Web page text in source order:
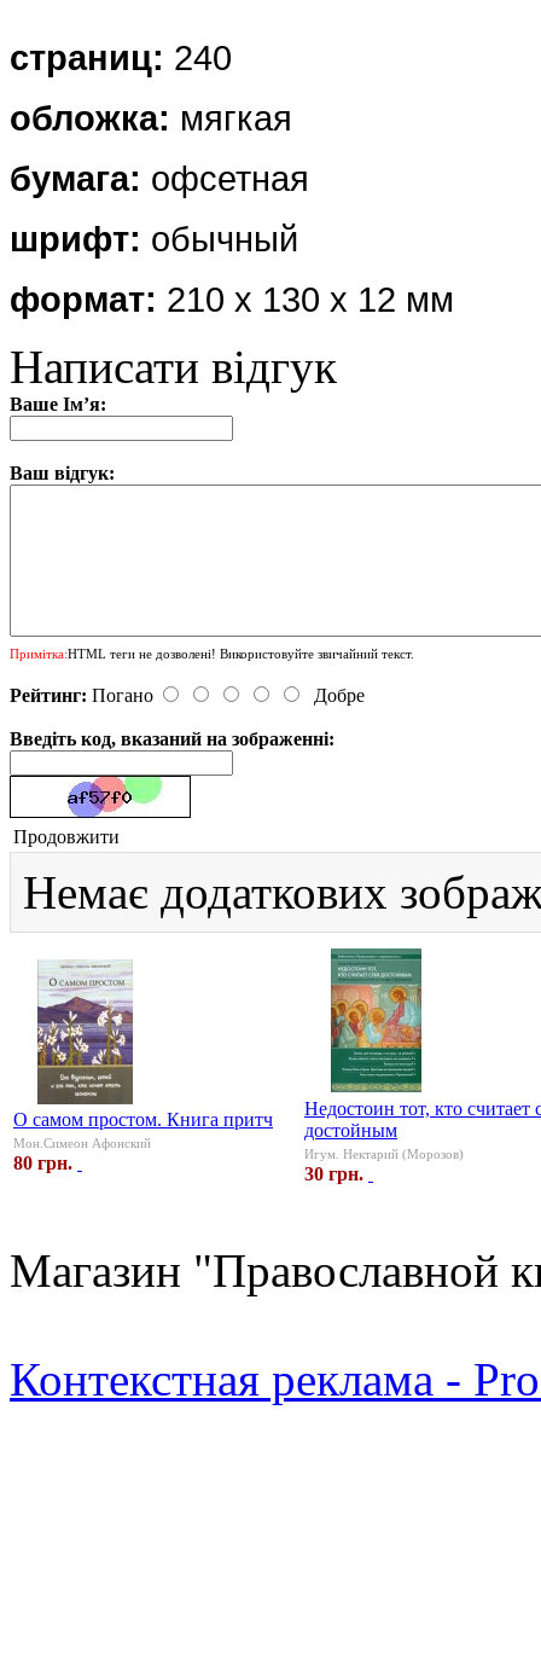
страниц: 240
обложка: мягкая
бумага: офсетная
шрифт: обычный
формат: 210 х 130 х 12 мм
Написати відгук
Ваше Ім’я:
Ваш відгук:
Примітка:HTML теги не дозволені! Використовуйте звичайний текст.
Рейтинг: Погано Добре
Введіть код, вказаний на зображенні:
Продовжити
Немає додаткових
О самом простом. Книга притч
Мон.Симеон Афонский
80 грн.
Недостоин тот, кто считает
достойным
Игум. Нектарий (Морозов)
30 грн.
Магазин "Православной
Контекстная реклама -